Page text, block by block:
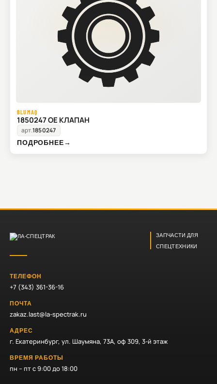
BLUMAQ
1850247 OE КЛАПАН
арт.1850247
ПОДРОБНЕЕ→
ЗАПЧАСТИ ДЛЯ
СПЕЦТЕХНИКИ
ТЕЛЕФОН
+7 (343) 361-36-16
ПОЧТА
zakaz.last@la-spectrak.ru
АДРЕС
г. Екатеринбург, ул. Шаумяна, 73А, оф 309, 3-й этаж
ВРЕМЯ РАБОТЫ
пн – пт с 9:00 до 18:00